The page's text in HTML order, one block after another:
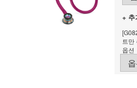
+ 추
트만
옵션